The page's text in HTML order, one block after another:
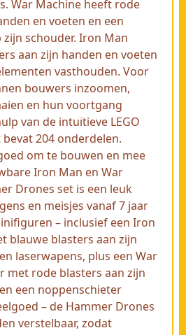
War Machine heeft rode
en voeten en een
schouder. Iron Man
aan zijn handen en voeten
vasthouden. Voor
bouwers inzoomen,
en hun voortgang
van de intuïtieve LEGO
204 onderdelen.
om te bouwen en mee
Iron Man en War
Drones set is een leuk
en meisjes vanaf 7 jaar
– inclusief een Iron
blauwe blasters aan zijn
laserwapens, plus een War
met rode blasters aan zijn
een noppenschieter
– de Hammer Drones
verstelbaar, zodat